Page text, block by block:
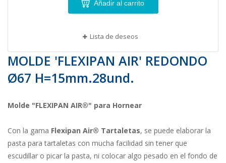
Añadir al carrito
Lista de deseos
MOLDE 'FLEXIPAN AIR' REDONDO
Ø67 H=15mm.28und.
Molde "FLEXIPAN AIR®" para Hornear
Con la gama Flexipan Air® Tartaletas, se puede elaborar la
pasta para tartaletas con mucha facilidad sin tener que
escudillar o picar la pasta, ni colocar algo pesado en el fondo de